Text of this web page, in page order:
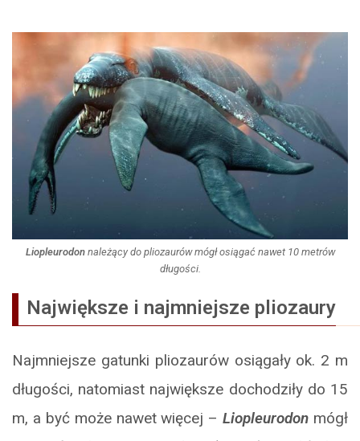
Liopleurodonnależący do pliozaurów mógł osiągać nawet 10 metrów
długości.
Największe i najmniejsze pliozaury
Najmniejsze gatunki pliozaurów osiągały ok. 2 m
długości, natomiast największe dochodziły do 15
m, a być może nawet więcej –Liopleurodon mógł